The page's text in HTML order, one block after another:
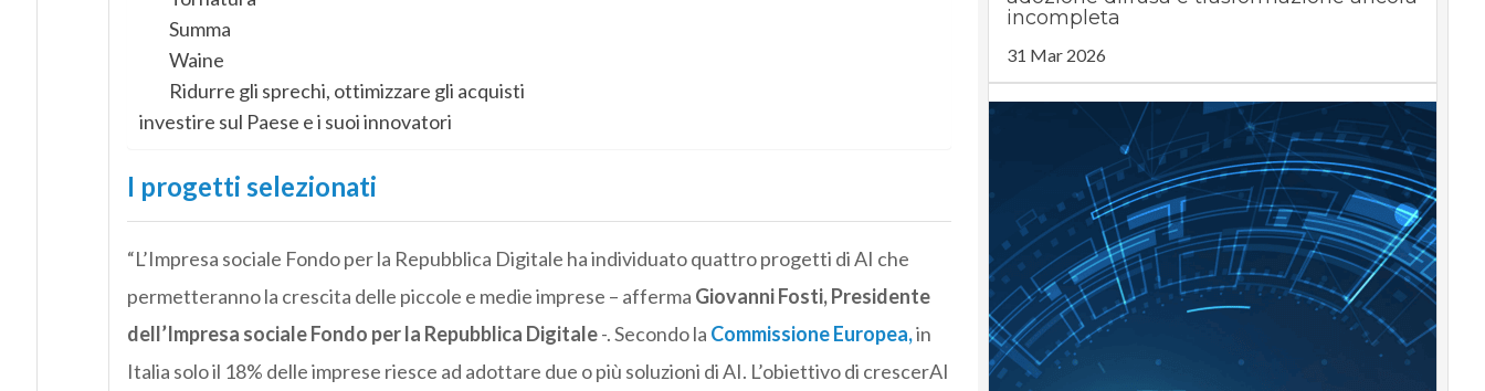
Summa
Waine
Ridurre gli sprechi, ottimizzare gli acquisti
investire sul Paese e i suoi innovatori
I progetti selezionati
“L’Impresa sociale Fondo per la Repubblica Digitale ha individuato quattro progetti di AI che
permetteranno la crescita delle piccole e medie imprese – afferma Giovanni Fosti, Presidente
dell’Impresa sociale Fondo per la Repubblica Digitale-. Secondo la Commissione Europea,in
Italia solo il 18% delle imprese riesce ad adottare due o più soluzioni di AI. L’obiettivo di crescerAI
incompleta
31 Mar 2026